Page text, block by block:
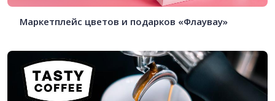
Маркетплейс цветов и подарков «Флаувау»